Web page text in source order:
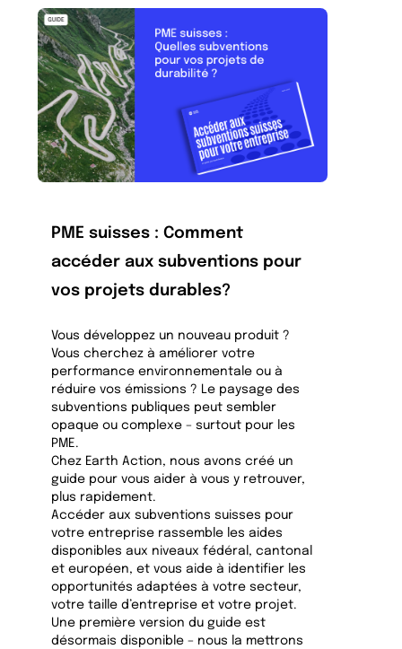
PME suisses : Comment
accéder aux subventions pour
vos projets durables?
Vous développez un nouveau produit ?
Vous cherchez à améliorer votre
performance environnementale ou à
réduire vos émissions ? Le paysage des
subventions publiques peut sembler
opaque ou complexe – surtout pour les
PME.
Chez Earth Action, nous avons créé un
guide pour vous aider à vous y retrouver,
plus rapidement.
Accéder aux subventions suisses pour
votre entreprise rassemble les aides
disponibles aux niveaux fédéral, cantonal
et européen, et vous aide à identifier les
opportunités adaptées à votre secteur,
votre taille d’entreprise et votre projet.
Une première version du guide est
désormais disponible – nous la mettrons